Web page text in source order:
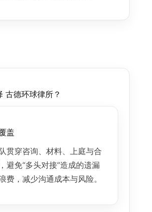
古德环球律所？
盖
贯穿咨询、材料、上庭与合
避免“多头对接”造成的遗漏
费，减少沟通成本与风险。